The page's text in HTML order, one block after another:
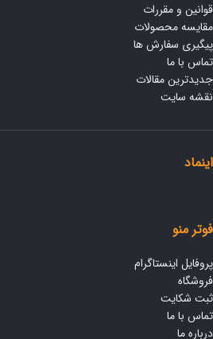
قوانین و مقررات
مقایسه محصولات
پیگیری سفارش ها
تماس با ما
جدیدترین مقالات
نقشه سایت
اینماد
فوتر منو
پروفایل اینستاگرام
فروشگاه
ثبت شکایت
تماس با ما
درباره ما